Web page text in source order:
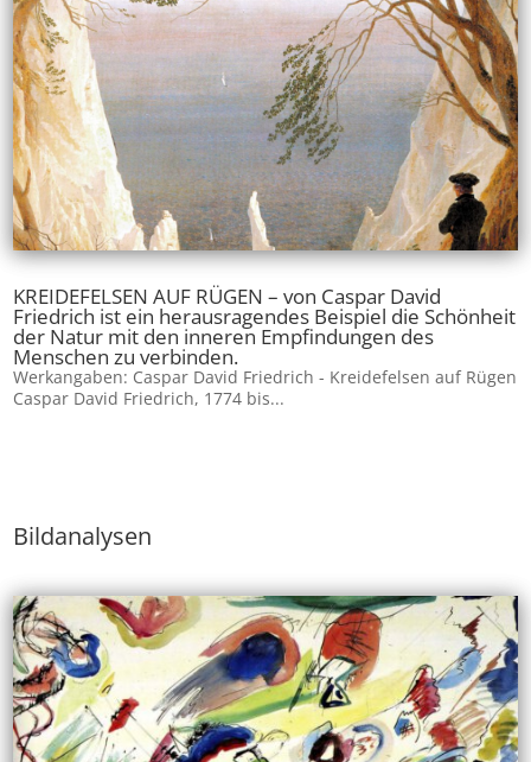
KREIDEFELSEN AUF RÜGEN – von Caspar David
Friedrich ist ein herausragendes Beispiel die Schönheit
der Natur mit den inneren Empfindungen des
Menschen zu verbinden.
Werkangaben: Caspar David Friedrich - Kreidefelsen auf Rügen
Caspar David Friedrich, 1774 bis...
Bildanalysen